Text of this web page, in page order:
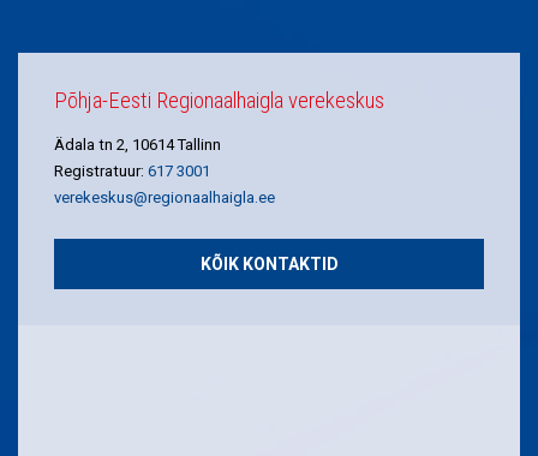
Põhja-Eesti Regionaalhaigla verekeskus
Ädala tn 2, 10614 Tallinn
Registratuur: 617 3001
verekeskus@regionaalhaigla.ee
KÕIK KONTAKTID